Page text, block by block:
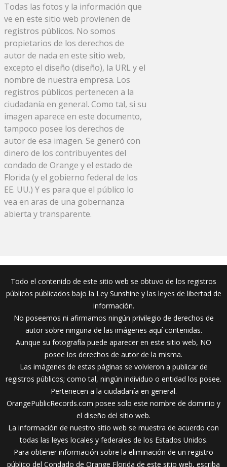
Todas las fotos y la información que
ve en este sitio web provienen de
registros públicos. No somos
propietarios de los derechos de
autor de nada en este sitio web,
excepto el diseño (diseño), la URL y el
nombre de nuestra empresa. Los
registros públicos pertenecen a la
ciudadanía en general. Como tal, si su
imagen aparece en este documento,
tampoco posee los derechos de
autor de esa imagen. Se generó con
dinero de los contribuyentes del
condado de Orange y el estado de
Florida (y el gobierno federal de los
EE. UU.) Y es para que el público lo
vea en aras de una gobernanza
abierta y transparente.
Todo el contenido de este sitio web se obtuvo de los registros
públicos publicados bajo la Ley Sunshine y las leyes de libertad de
información.
No poseemos ni afirmamos ningún privilegio de derechos de
autor sobre ninguna de las imágenes aquí contenidas.
Aunque su fotografía puede aparecer en este sitio web, NO
posee los derechos de autor de la misma.
Las imágenes de estas páginas se volvieron a publicar de
registros públicos; como tal, ningún individuo o entidad los posee.
Pertenecen a la ciudadanía en general.
OrangePublicRecords.com posee solo este nombre de dominio y
el diseño del sitio web.
La información de nuestro sitio web se muestra de acuerdo con
todas las leyes locales y federales de los Estados Unidos.
Para obtener información sobre la eliminación de un registro
público del Condado de Orange Florida de este sitio web, escriba